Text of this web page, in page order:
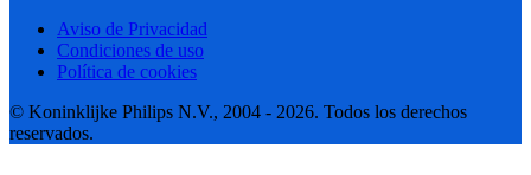
Aviso de Privacidad
Condiciones de uso
Política de cookies
© Koninklijke Philips N.V., 2004 - 2026. Todos los derechos
reservados.